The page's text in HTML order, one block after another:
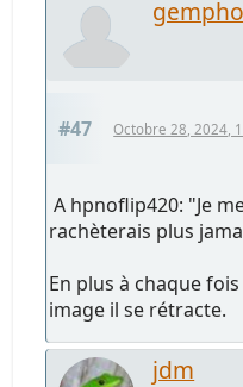
#47 Octobre 28, 2024,
A hpnoflip420: "Je
rachèterais plus
En plus à chaque
image il se rétracte.
jdm